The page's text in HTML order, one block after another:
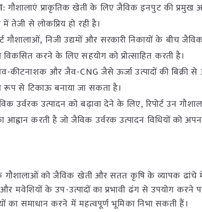
: गौशालाएं प्राकृतिक खेती के लिए जैविक इनपुट की प्रमुख
तेजी से लोकप्रिय हो रही है।
गौशालाओं, निजी उद्यमों और सरकारी निकायों के बीच
विकसित करने के लिए सहयोग को प्रोत्साहित करती है।
कीटनाशक और जैव-CNG जैसे ऊर्जा उत्पादों की बिक्री
से टिकाऊ बनाया जा सकता है।
उर्वरक उत्पादन को बढ़ावा देने के लिए, रिपोर्ट उन
आह्वान करती है जो जैविक उर्वरक उत्पादन विधियों को
गौशालाओं को जैविक खेती और सतत कृषि के व्यापक
मवेशियों के उप-उत्पादों का प्रभावी ढंग से उपयोग करने
का समाधान करने में महत्वपूर्ण भूमिका निभा सकती हैं।